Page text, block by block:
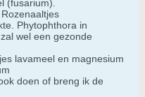
(fusarium).
Phytophthora in
wel een gezonde
lavameel en magnesium
doen of breng ik de